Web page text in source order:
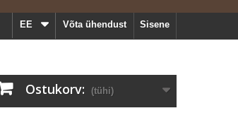
Sisene
Võta ühendust
EE
Ostukorv: (tühi)